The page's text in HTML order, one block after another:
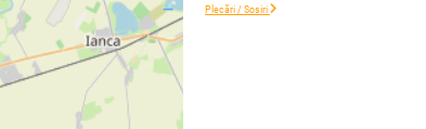
Plecări / Sosiri